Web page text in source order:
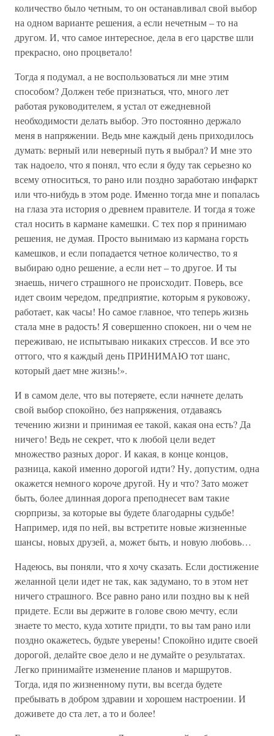
количество было четным, то он останавливал свой выбор
на одном варианте решения, а если нечетным – то на
другом. И, что самое интересное, дела в его царстве шли
прекрасно, оно процветало!
Тогда я подумал, а не воспользоваться ли мне этим
способом? Должен тебе признаться, что, много лет
работая руководителем, я устал от ежедневной
необходимости делать выбор. Это постоянно держало
меня в напряжении. Ведь мне каждый день приходилось
думать: верный или неверный путь я выбрал? И мне это
так надоело, что я понял, что если я буду так серьезно ко
всему относиться, то рано или поздно заработаю инфаркт
или что-нибудь в этом роде. Именно тогда мне и попалась
на глаза эта история о древнем правителе. И тогда я тоже
стал носить в кармане камешки. С тех пор я принимаю
решения, не думая. Просто вынимаю из кармана горсть
камешков, и если попадается четное количество, то я
выбираю одно решение, а если нет – то другое. И ты
знаешь, ничего страшного не происходит. Поверь, все
идет своим чередом, предприятие, которым я руковожу,
работает, как часы! Но самое главное, что теперь жизнь
стала мне в радость! Я совершенно спокоен, ни о чем не
переживаю, не испытываю никаких стрессов. И все это
оттого, что я каждый день ПРИНИМАЮ тот шанс,
который дает мне жизнь!».
И в самом деле, что вы потеряете, если начнете делать
свой выбор спокойно, без напряжения, отдаваясь
течению жизни и принимая ее такой, какая она есть? Да
ничего! Ведь не секрет, что к любой цели ведет
множество разных дорог. И какая, в конце концов,
разница, какой именно дорогой идти? Ну, допустим, одна
окажется немного короче другой. Ну и что? Зато может
быть, более длинная дорога преподнесет вам такие
сюрпризы, за которые вы будете благодарны судьбе!
Например, идя по ней, вы встретите новые жизненные
шансы, новых друзей, а, может быть, и новую любовь…
Надеюсь, вы поняли, что я хочу сказать. Если достижение
желанной цели идет не так, как задумано, то в этом нет
ничего страшного. Все равно рано или поздно вы к ней
придете. Если вы держите в голове свою мечту, если
знаете то место, куда хотите придти, то вы там рано или
поздно окажетесь, будьте уверены! Спокойно идите своей
дорогой, делайте свое дело и не думайте о результатах.
Легко принимайте изменение планов и маршрутов.
Тогда, идя по жизненному пути, вы всегда будете
пребывать в добром здравии и хорошем настроении. И
доживете до ста лет, а то и более!